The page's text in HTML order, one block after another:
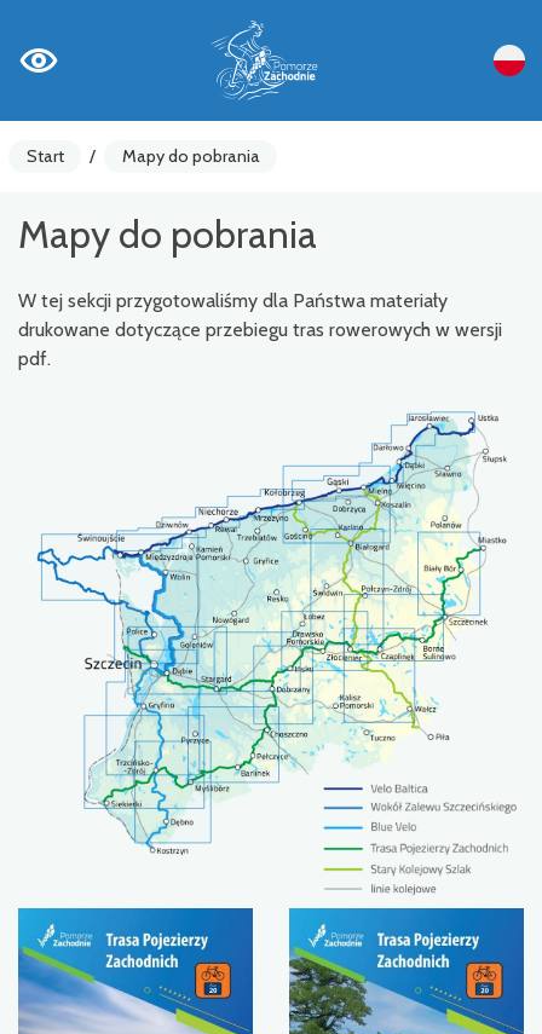
Start / Mapy do pobrania
Mapy do pobrania
W tej sekcji przygotowaliśmy dla Państwa materiały
drukowane dotyczące przebiegu tras rowerowych w wersji
pdf.